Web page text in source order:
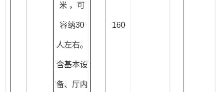
米 ，可
容纳30
人左右。
含基本设
备、厅内
160